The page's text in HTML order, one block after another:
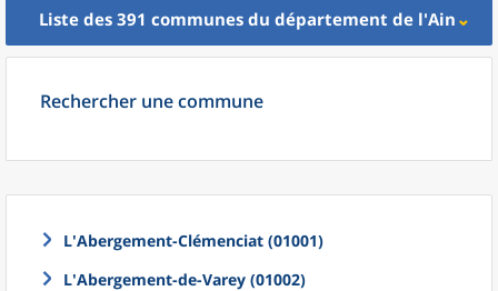
Liste des 391 communes du département de l'Ain
Rechercher une commune
L'Abergement-Clémenciat (01001)
L'Abergement-de-Varey (01002)